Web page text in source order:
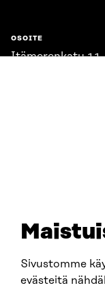
Sivustomme
evästeitä
OSOITE
Itämerenkatu
SITRA